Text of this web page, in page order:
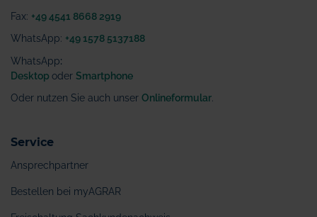
Fax: +49 4541 8668 2919
WhatsApp: +49 1578 5137188
WhatsApp:
Desktop oder Smartphone
Oder nutzen Sie auch unser Onlineformular
Service
Ansprechpartner
Bestellen bei myAGRAR